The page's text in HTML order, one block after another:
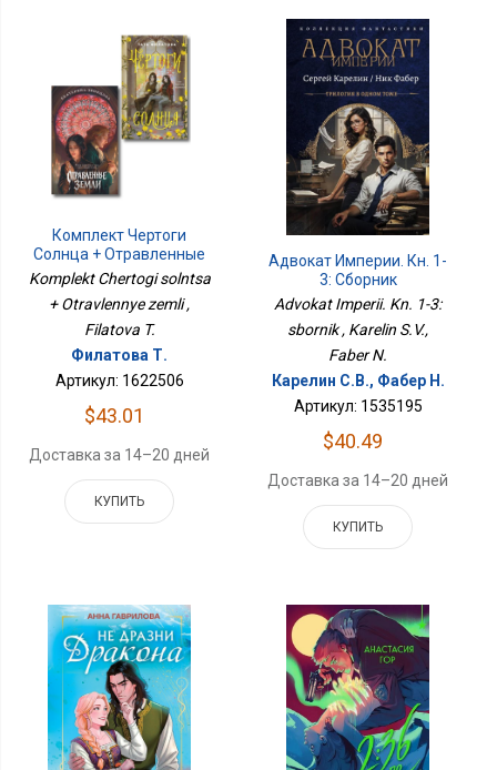
Комплект Чертоги
Солнца + Отравленные
Земли
Komplekt Chertogi solntsa
+ Otravlennye zemli ,
Filatova T.
Филатова Т.
Артикул: 1622506
$43.01
Доставка за 14–20 дней
КУПИТЬ
Адвокат Империи. Кн. 1-
3: Сборник
Advokat Imperii. Kn. 1-3:
sbornik , Karelin S.V.,
Faber N.
Карелин С.В., Фабер Н.
Артикул: 1535195
$40.49
Доставка за 14–20 дней
КУПИТЬ